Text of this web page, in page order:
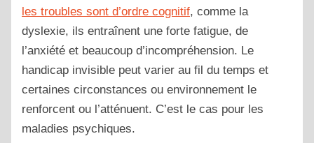
les troubles sont d’ordre cognitif, comme la
dyslexie, ils entraînent une forte fatigue, de
l’anxiété et beaucoup d’incompréhension. Le
handicap invisible peut varier au fil du temps et
certaines circonstances ou environnement le
renforcent ou l’atténuent. C’est le cas pour les
maladies psychiques.